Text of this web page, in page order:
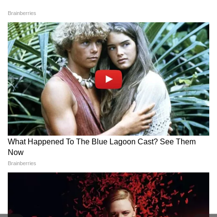
उन्होंने आगे कहा, "हम अपने संबंधों और सहयोग को और
मजबूत करना चाहेंगे ताकि दोनों देश आर्थिक विकास
हासिल कर सकें। मुझे लगता है कि भारत सरकार ने
'विकसित भारत' को राष्ट्रीय लक्ष्य के रूप में निर्धारित किया
है, जबकि जापानी सरकार ने जापानी अर्थव्यवस्था को एक
मजबूत अर्थव्यवस्था बनाने का लक्ष्य निर्धारित किया है।
इसलिए दोनों देशों में आर्थिक विकास को साकार करने के
लिए, हम सार्वजनिक और निजी दोनों स्तरों पर, विशेष रूप
प्रगति और विश्व घटनाओं की गहराई से कवरेज पढ़ें। वैश्विक
संबंधों, अंतरराष्ट्रीय बाजार और बड़ी अंतरराष्ट्रीय बैठकों की
ताज़ा रिपोर्ट्स के लिएWorld News in Hindiसेक्शन
देखें — दुनिया की हर बड़ी खबर, सबसे पहले और सही
तरीके से, सिर्फ Asianet News Hindi पर।